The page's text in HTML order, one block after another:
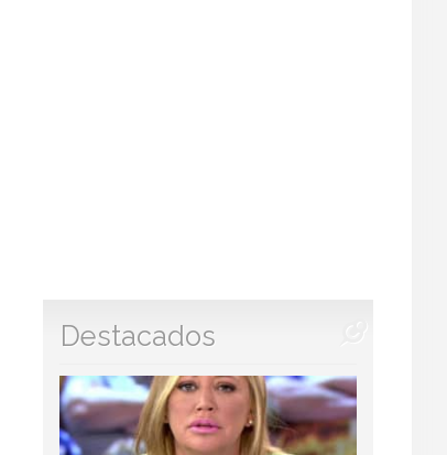
Destacados